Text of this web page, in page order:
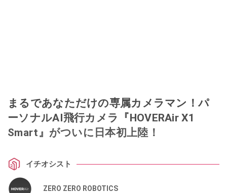
まるであなただけの専属カメラマン！パ
ーソナルAI飛行カメラ『HOVERAir X1
Smart』がついに日本初上陸！
イチオシスト
ZERO ZERO ROBOTICS